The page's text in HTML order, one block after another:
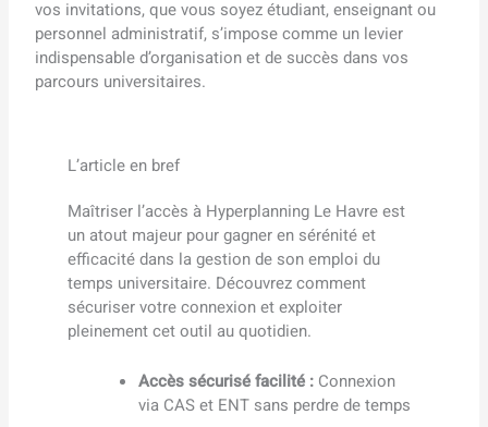
vos invitations, que vous soyez étudiant, enseignant ou
personnel administratif, s’impose comme un levier
indispensable d’organisation et de succès dans vos
parcours universitaires.
L’article en bref
Maîtriser l’accès à Hyperplanning Le Havre est
un atout majeur pour gagner en sérénité et
efficacité dans la gestion de son emploi du
temps universitaire. Découvrez comment
sécuriser votre connexion et exploiter
pleinement cet outil au quotidien.
Accès sécurisé facilité : Connexion
via CAS et ENT sans perdre de temps